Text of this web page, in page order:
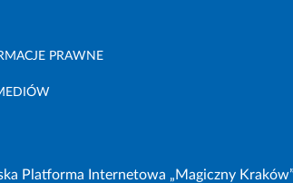
PRAWNE
Platforma Internetowa „Magiczny Kraków”